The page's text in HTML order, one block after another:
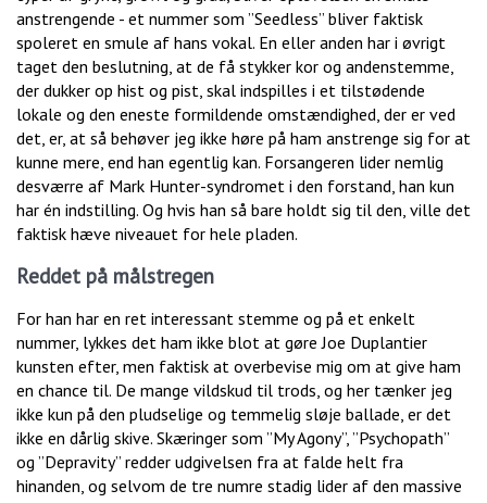
anstrengende - et nummer som ”Seedless” bliver faktisk
spoleret en smule af hans vokal. En eller anden har i øvrigt
taget den beslutning, at de få stykker kor og andenstemme,
der dukker op hist og pist, skal indspilles i et tilstødende
lokale og den eneste formildende omstændighed, der er ved
det, er, at så behøver jeg ikke høre på ham anstrenge sig for at
kunne mere, end han egentlig kan. Forsangeren lider nemlig
desværre af Mark Hunter-syndromet i den forstand, han kun
har én indstilling. Og hvis han så bare holdt sig til den, ville det
faktisk hæve niveauet for hele pladen.
Reddet på målstregen
For han har en ret interessant stemme og på et enkelt
nummer, lykkes det ham ikke blot at gøre Joe Duplantier
kunsten efter, men faktisk at overbevise mig om at give ham
en chance til. De mange vildskud til trods, og her tænker jeg
ikke kun på den pludselige og temmelig sløje ballade, er det
ikke en dårlig skive. Skæringer som ”My Agony”, ”Psychopath”
og ”Depravity” redder udgivelsen fra at falde helt fra
hinanden, og selvom de tre numre stadig lider af den massive